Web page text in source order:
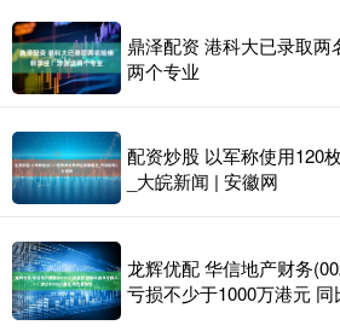
鼎泽配资 港科大已录取
两个专业
配资炒股 以军称使用120
_大皖新闻 | 安徽网
龙辉优配 华信地产财务
亏损不少于1000万港元